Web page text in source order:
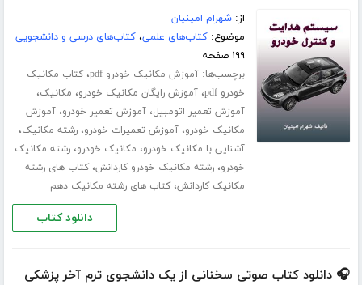
از:شهرام امینیان
موضوع:کتاب‌های علمی،کتاب‌های درسی و دانشجویی
۱۹۹ صفحه
برچسب‌ها:آموزش مکانیک خودرو pdf ،کتاب مکانیک
خودرو pdf
،آموزش رایگان مکانیک خودرو، مکانیک،
آموزش تعمیر اتومبیل،آموزش تعمیر خودرو،آموزش
مکانیک خودرو،آموزش تعمیرات خودرو،رشته مکانیک،
آشنایی با مکانیک خودرو، مکانیک خودرو،رشته مکانیک
خودرو،رشته مکانیک خودرو کاردانش،کتاب های رشته
مکانیک کاردانش،کتاب های رشته مکانیک دهم
دانلود کتاب
🎧 دانلود کتاب صوتی سخنانی از یک دانشجوی ترم آخر پزشکی